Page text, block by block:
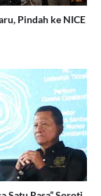
Pindah ke NICE